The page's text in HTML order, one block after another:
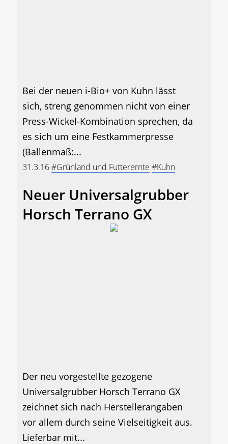
Bei der neuen i-Bio+ von Kuhn lässt
sich, streng genommen nicht von einer
Press-Wickel-Kombination sprechen, da
es sich um eine Festkammerpresse
(Ballenmaß:...
31.3.16#Grünland und Futterernte #Kuhn
Neuer Universalgrubber
Horsch Terrano GX
Der neu vorgestellte gezogene
Universalgrubber Horsch Terrano GX
zeichnet sich nach Herstellerangaben
vor allem durch seine Vielseitigkeit aus.
Lieferbar mit...